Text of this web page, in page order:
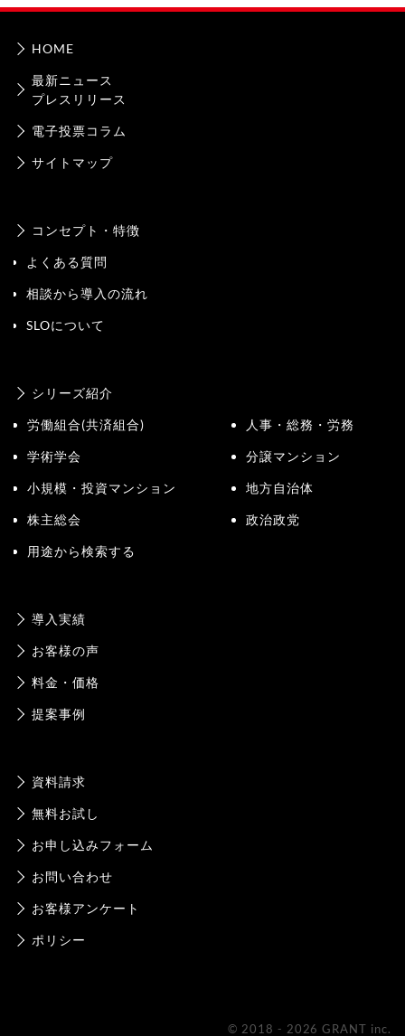
HOME
最新ニュース
プレスリリース
電子投票コラム
サイトマップ
コンセプト・特徴
よくある質問
相談から導入の流れ
SLOについて
シリーズ紹介
労働組合(共済組合) 人事・総務・労務
学術学会 分譲マンション
小規模・投資マンション 地方自治体
株主総会 政治政党
用途から検索する
導入実績
お客様の声
料金・価格
提案事例
資料請求
無料お試し
お申し込みフォーム
お問い合わせ
お客様アンケート
ポリシー
© 2018 - 2026 GRANT inc.